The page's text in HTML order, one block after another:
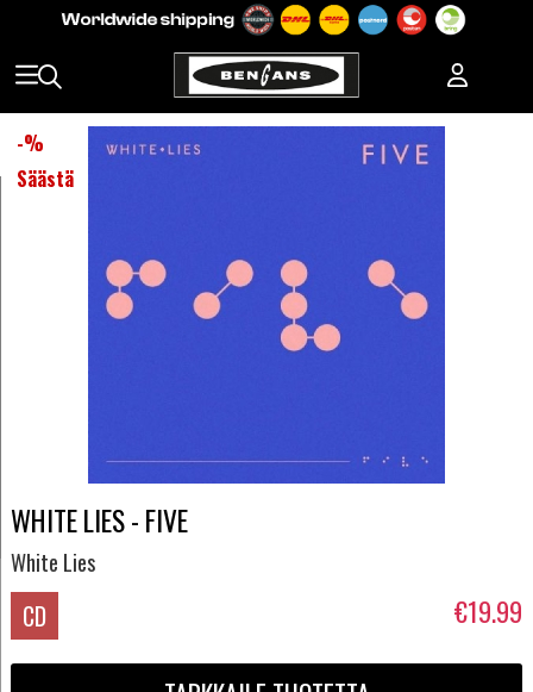
-%
Säästä
WHITE LIES - FIVE
White Lies
CD €19.99